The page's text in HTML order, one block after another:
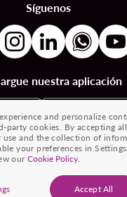
Síguenos
nuestra aplicación
logotipo son marcas registradas
and personalize
party cookies. By accepting
and the collection of
your preferences in
ourCookie Policy.
Accept All